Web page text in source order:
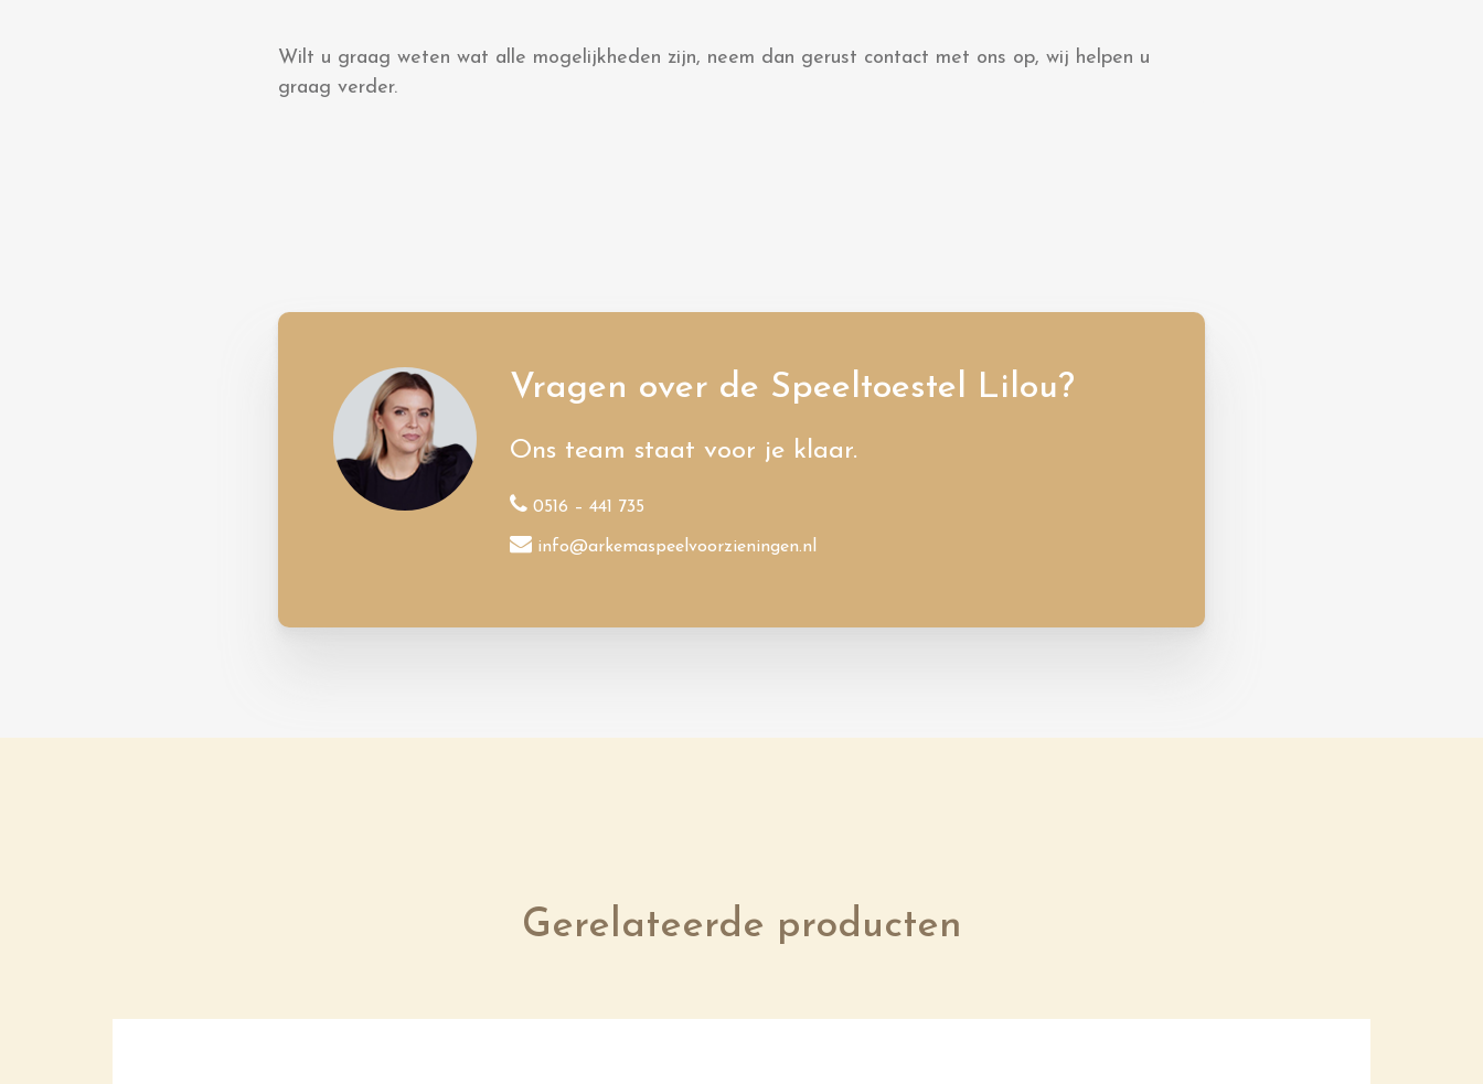
Wilt u graag weten wat alle mogelijkheden zijn, neem dan gerust contact met ons op, wij helpen u
graag verder.
Vragen over de Speeltoestel Lilou?
Ons team staat voor je klaar.
0516 – 441 735
info@arkemaspeelvoorzieningen.nl
Gerelateerde producten